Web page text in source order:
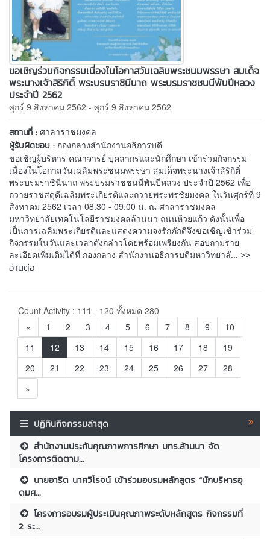
ขอเชิญร่วมกิจกรรมเนื่องในโอกาสวันเฉลิมพระชนมพรรษา สมเด็จ
พระนางเจ้าสิริกิติ์ พระบรมราชินีนาถ พระบรมราชชนนีพันปีหลวง
ประจำปี 2562
ศุกร์ 9 สิงหาคม 2562 - ศุกร์ 9 สิงหาคม 2562
สถานที่ : ศาลาราชมงคล
ผู้รับผิดชอบ : กองกลางสำนักงานอธิการบดี
ขอเชิญผู้บริหาร คณาจารย์ บุคลากรและนักศึกษา เข้าร่วมกิจกรรม
เนื่องในโอกาสวันเฉลิมพระชนมพรรษา สมเด็จพระนางเจ้าสิริกิติ์
พระบรมราชินีนาถ พระบรมราชชนนีพันปีหลวง ประจำปี 2562 เพื่อ
ถวายราชสดุดีเฉลิมพระเกียรติและถวายพระพรชัยมงคล ในวันศุกร์ที่ 9
สิงหาคม 2562 เวลา 08.30 - 09.00 น. ณ ศาลาราชมงคล
มหาวิทยาลัยเทคโนโลยีราชมงคลล้านนา ถนนห้วยแก้ว ดังนั้นเพื่อ
เป็นการเฉลิมพระเกียรติและแสดงความจงรักภักดีจึงขอเชิญเข้าร่วม
กิจกรรมในวันและเวลาดังกล่าวโดยพร้อมเพรียงกัน สอบถามราย
ละเอียดเพิ่มเติมได้ที่ กองกลาง สำนักงานอธิการบดีมหาวิทยาลั... >>
อ่านต่อ
Count Activity : 111 - 120 ทั้งหมด 280
«
1 2 3 4 5 6 7 8 9
10
11
12 13 14 15 16 17 18
19
20
21 22 23 24 25 26 27
28
»
ปฏิทินกิจกรรมล่าสุด
สำนักงานประกันคุณภาพการศึกษา มทร.ล้านนา จัด
โครงการติดตาม...
นายอาริต นาควิโรจน์ เข้าร่วมอบรมหลักสูตร “นักบริหารอุ
ดมศ...
โครงการอบรมผู้ประเมินคุณภาพระดับหลักสูตร กิจกรรมที่
2 ระ...